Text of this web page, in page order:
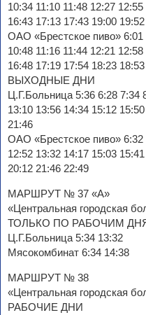
10:34 11:10 11:48 12:27
16:43 17:13 17:43 19:00
ОАО «Брестское пиво» 6:01
10:48 11:16 11:44 12:21
16:48 17:19 17:54 18:23
ВЫХОДНЫЕ ДНИ
Ц.Г.Больница 5:36 6:28 7:34
13:10 13:56 14:34 15:12
21:46
ОАО «Брестское пиво» 6:32
12:52 13:32 14:17 15:03
20:12 21:46 22:49
МАРШРУТ № 37 «А»
«Центральная городская
ТОЛЬКО ПО РАБОЧИМ
Ц.Г.Больница 5:34 13:32
Мясокомбинат 6:34 14:38
МАРШРУТ № 38
«Центральная городская
РАБОЧИЕ ДНИ